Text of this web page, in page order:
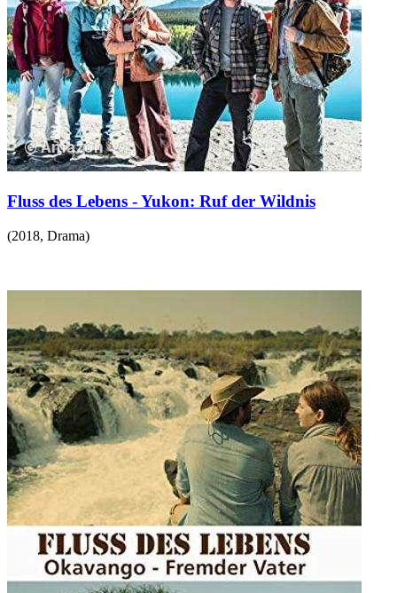
Fluss des Lebens - Yukon: Ruf der Wildnis
(2018, Drama)